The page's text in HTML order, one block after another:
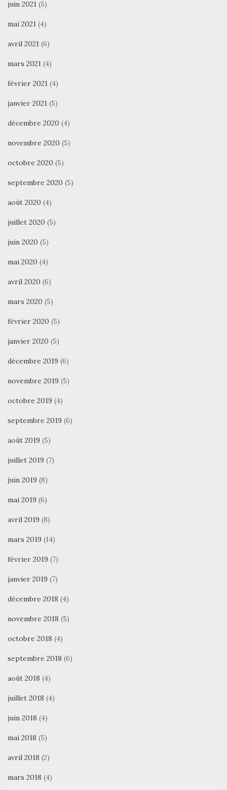
juin 2021 (5)
mai 2021 (4)
avril 2021 (6)
mars 2021 (4)
février 2021 (4)
janvier 2021 (5)
décembre 2020 (4)
novembre 2020 (5)
octobre 2020 (5)
septembre 2020 (5)
août 2020 (4)
juillet 2020 (5)
juin 2020 (5)
mai 2020 (4)
avril 2020 (6)
mars 2020 (5)
février 2020 (5)
janvier 2020 (5)
décembre 2019 (6)
novembre 2019 (5)
octobre 2019 (4)
septembre 2019 (6)
août 2019 (5)
juillet 2019 (7)
juin 2019 (8)
mai 2019 (6)
avril 2019 (8)
mars 2019 (14)
février 2019 (7)
janvier 2019 (7)
décembre 2018 (4)
novembre 2018 (5)
octobre 2018 (4)
septembre 2018 (6)
août 2018 (4)
juillet 2018 (4)
juin 2018 (4)
mai 2018 (5)
avril 2018 (2)
mars 2018 (4)